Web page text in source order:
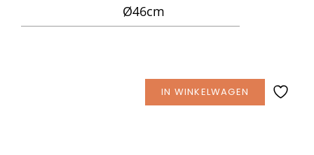
Ø46cm
IN WINKELWAGEN